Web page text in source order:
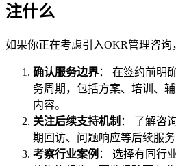
注什么
如果你正在考虑引入OKR管理咨询
确认服务边界： 在签约前明
务周期，包括方案、培训、
内容。
关注后续支持机制 ： 了解咨
期回访、问题响应等后续服
考察行业案例 ： 选择有同行